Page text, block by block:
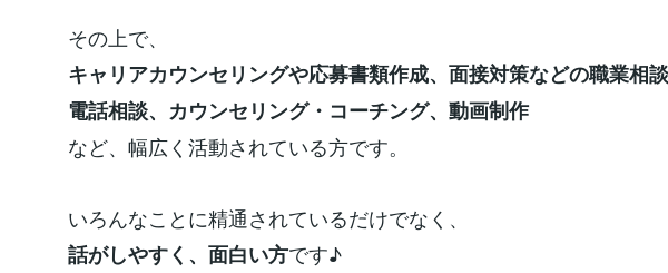
その上で、
キャリアカウンセリングや応募書類作成、面接対策などの職業相
電話相談、カウンセリング・コーチング、動画制作
など、幅広く活動されている方です。
いろんなことに精通されているだけでなく、
話がしやすく、面白い方です♪